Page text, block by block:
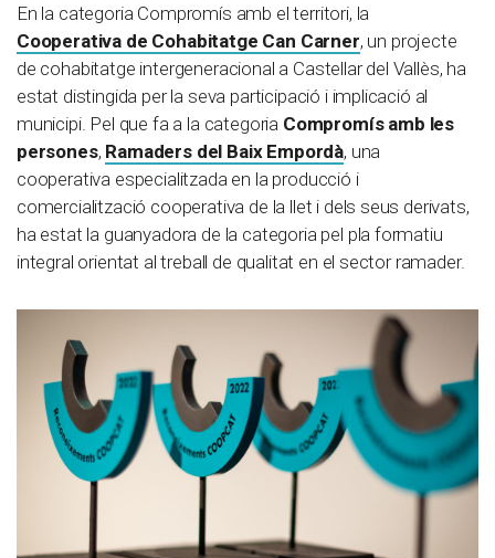
En la categoria Compromís amb el territori, la
Cooperativa de Cohabitatge Can Carner, un projecte
de cohabitatge intergeneracional a Castellar del Vallès, ha
estat distingida per la seva participació i implicació al
municipi. Pel que fa a la categoria Compromís amb les
persones, Ramaders del Baix Empordà, una
cooperativa especialitzada en la producció i
comercialització cooperativa de la llet i dels seus derivats,
ha estat la guanyadora de la categoria pel pla formatiu
integral orientat al treball de qualitat en el sector ramader.